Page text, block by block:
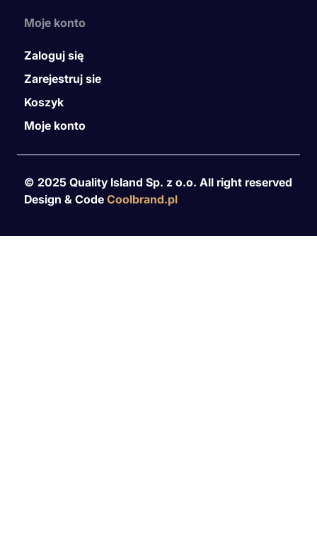
Moje konto
Zaloguj się
Zarejestruj sie
Koszyk
Moje konto
© 2025 Quality Island Sp. z o.o. All right reserved
Design & Code Coolbrand.pl